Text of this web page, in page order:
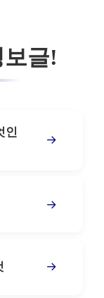
글!
인
→
→
→